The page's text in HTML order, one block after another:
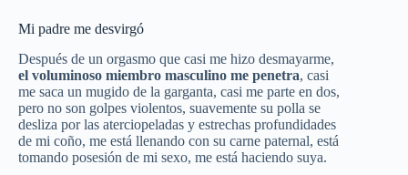
Mi padre me desvirgó
Después de un orgasmo que casi me hizo desmayarme,
el voluminoso miembro masculino me penetra, casi
me saca un mugido de la garganta, casi me parte en dos,
pero no son golpes violentos, suavemente su polla se
desliza por las aterciopeladas y estrechas profundidades
de mi coño, me está llenando con su carne paternal, está
tomando posesión de mi sexo, me está haciendo suya.